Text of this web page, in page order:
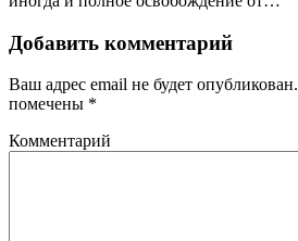
Добавить комментарий
Ваш адрес email не будет опубликован.
помечены *
Комментарий